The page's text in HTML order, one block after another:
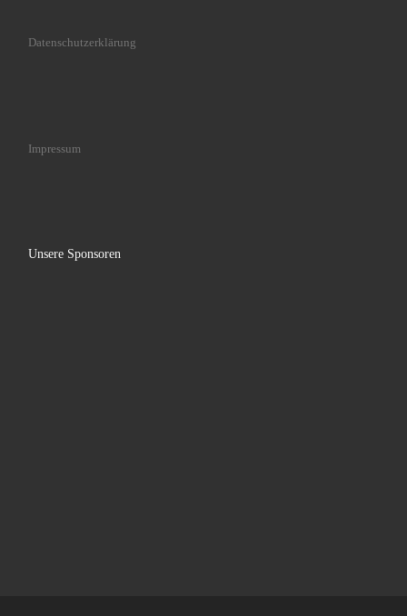
Datenschutzerklärung
Impressum
Unsere Sponsoren